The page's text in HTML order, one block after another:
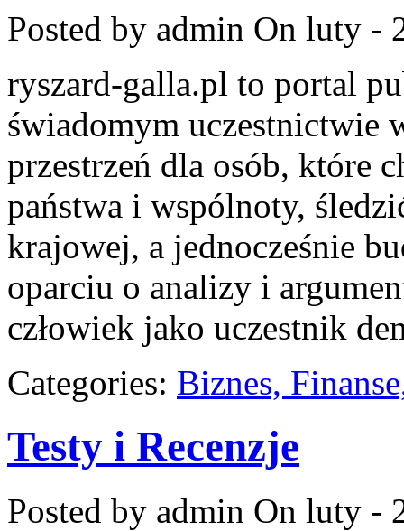
Posted by admin On luty -
ryszard-galla.pl to portal
świadomym uczestnictwie
przestrzeń dla osób, które
państwa i wspólnoty,
krajowej, a jednocześnie
oparciu o analizy i
człowiek jako uczestnik
Categories: Biznes,
Testy i Recenzje
Posted by admin On luty -